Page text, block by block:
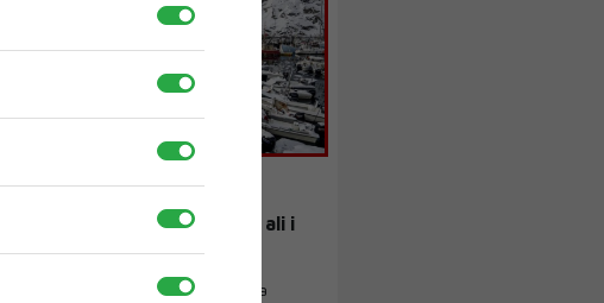
'zahvaljujući' Donaldu Trumpu ali i
Ivik Knudssen-Ostermann, čija firma